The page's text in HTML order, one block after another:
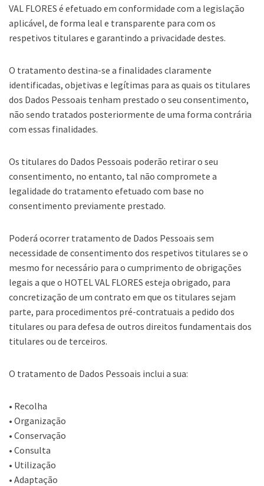
VAL FLORES é efetuado em conformidade com a legislação
aplicável, de forma leal e transparente para com os
respetivos titulares e garantindo a privacidade destes.
O tratamento destina-se a finalidades claramente
identificadas, objetivas e legítimas para as quais os titulares
dos Dados Pessoais tenham prestado o seu consentimento,
não sendo tratados posteriormente de uma forma contrária
com essas finalidades.
Os titulares do Dados Pessoais poderão retirar o seu
consentimento, no entanto, tal não compromete a
legalidade do tratamento efetuado com base no
consentimento previamente prestado.
Poderá ocorrer tratamento de Dados Pessoais sem
necessidade de consentimento dos respetivos titulares se o
mesmo for necessário para o cumprimento de obrigações
legais a que o HOTEL VAL FLORES esteja obrigado, para
concretização de um contrato em que os titulares sejam
parte, para procedimentos pré-contratuais a pedido dos
titulares ou para defesa de outros direitos fundamentais dos
titulares ou de terceiros.
O tratamento de Dados Pessoais inclui a sua:
• Recolha
• Organização
• Conservação
• Consulta
• Utilização
• Adaptação